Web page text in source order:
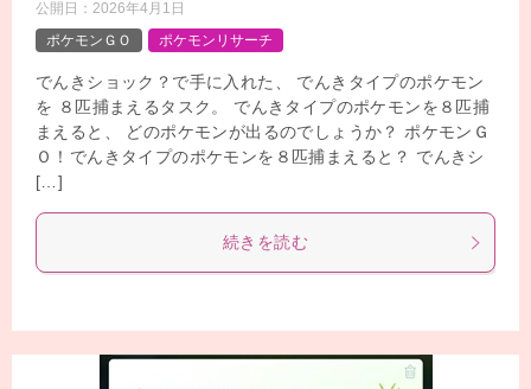
公開日： 2026年4月1日
ポケモンＧＯ
ポケモンリサーチ
でんきショック？で手に入れた、 でんきタイプのポケモン
を ８匹捕まえるタスク。 でんきタイプのポケモンを８匹捕
まえると、 どのポケモンが出るのでしょうか？ ポケモンＧ
Ｏ！でんきタイプのポケモンを８匹捕まえると？ でんきシ
[…]
続きを読む